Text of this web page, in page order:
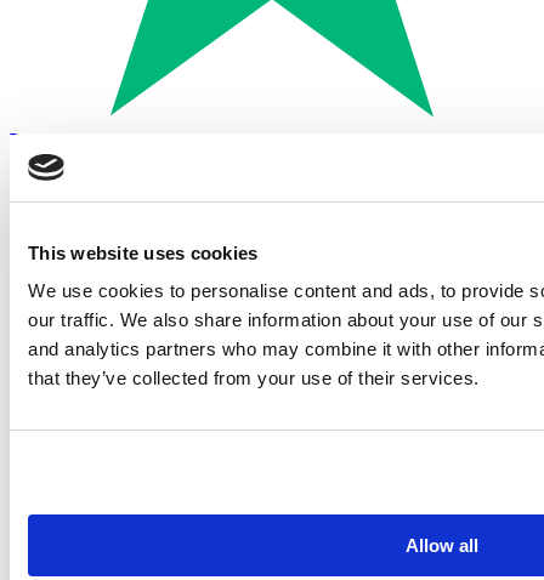
This website uses cookies
We use cookies to personalise content and ads, to provide
our traffic. We also share information about your use of our
and analytics partners who may combine it with other
that they’ve collected from your use of their services.
Allow all
Trustpilot
Betalen met: